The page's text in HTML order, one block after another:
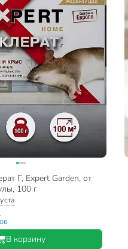
Г, Expert Garden, от
100 г
В корзину